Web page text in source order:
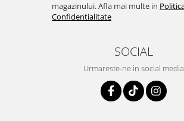
Hrana se introduce treptat în rația alimentară
primele 5 zile). Asigură-i animalului acces
magazinului. Afla mai multe in
Confidentialitate
SOCIAL
Urmareste-ne in social media